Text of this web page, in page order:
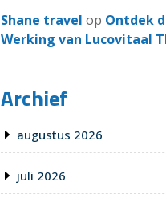
Shane travel op Ontdek
Werking van Lucovitaal
Archief
augustus 2026
juli 2026